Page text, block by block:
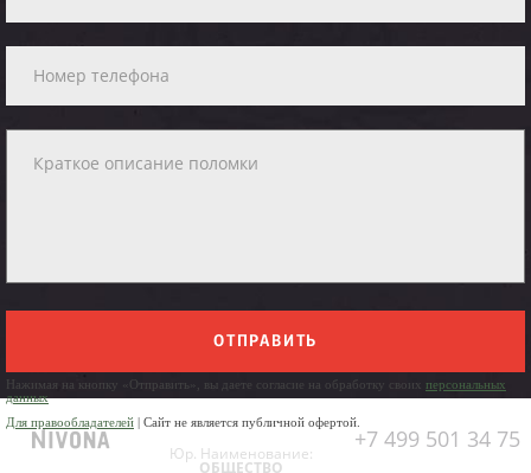
ОТПРАВИТЬ
Нажимая на кнопку «Отправить», вы даете согласие на обработку своих персональных
данных
Для правообладателей | Сайт не является публичной офертой.
+7 499 501 34 75
Юр. Наименование:
ОБЩЕСТВО